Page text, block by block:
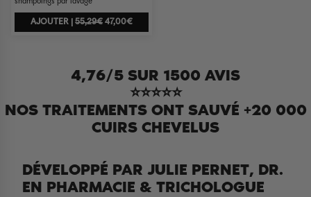
AJOUTER | 55,29€ 47,00€
4,76/5 SUR 1500 AVIS
⭐​⭐​⭐​⭐​⭐​
NOS TRAITEMENTS ONT SAUVÉ +20 000
CUIRS CHEVELUS
DÉVELOPPÉ PAR JULIE PERNET, DR.
EN PHARMACIE & TRICHOLOGUE